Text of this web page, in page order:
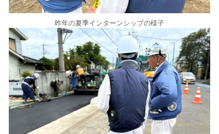
昨年の夏季インターンシップの様子